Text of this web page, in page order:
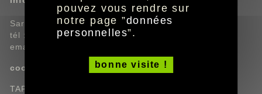
Sarah Canipel,
tél : 05.49.39.40.00.
email :
coordonnées
TAP scène nationale,
pouvez vous rendre sur
notre page ”données
personnelles”.
bonne visite !